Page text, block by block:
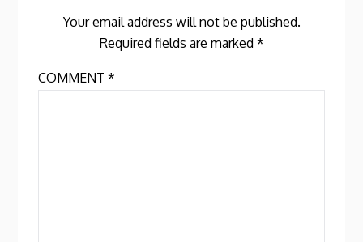
Your email address will not be published.
Required fields are marked *
COMMENT*